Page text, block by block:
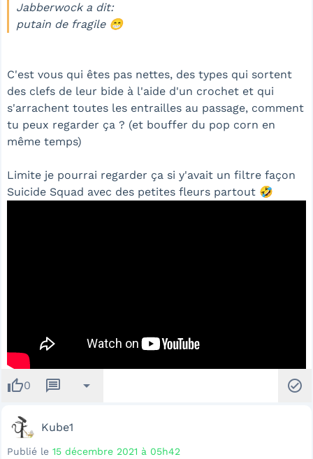
Jabberwock a dit:
putain de fragile 😁
C'est vous qui êtes pas nettes, des types qui sortent
des clefs de leur bide à l'aide d'un crochet et qui
s'arrachent toutes les entrailles au passage, comment
tu peux regarder ça ? (et bouffer du pop corn en
même temps)
Limite je pourrai regarder ça si y'avait un filtre façon
Suicide Squad avec des petites fleurs partout 🤣
thumb_up0 message arrow_drop_down check_circle
Kube1
Publié le 15 décembre 2021 à 05h42